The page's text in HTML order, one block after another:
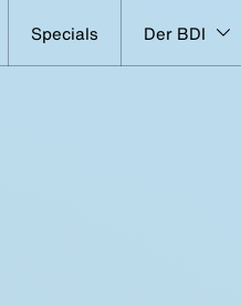
Specials Der BDI